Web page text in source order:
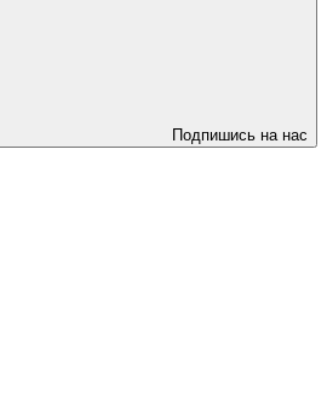
Подпишись на нас